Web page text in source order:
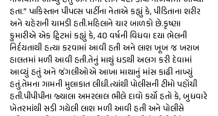
હતા.” પાકિસ્તાન પીપલ્સ પાર્ટીના નેતાએ કહ્યું કે, પીડિતાના શરીર
અને ચહેરાની ચામડી હતી.મહિલાને ચાર બાળકો છે.કૃષ્ણા
કુમારીએ એક ટ્વિટમાં કહ્યું કે, 40 વર્ષની વિધવા દયા ભેલની
નિર્દયતાથી હત્યા કરવામાં આવી હતી અને લાશ ખૂબ જ ખરાબ
હાલતમાં મળી આવી હતી.તેનું માથું ધડથી અલગ કરી દેવામાં
આવ્યું હતું અને જંગલીઓએ આખા માથાનું માંસ કાઢી નાખ્યું
હતું.તેમના ગામની મુલાકાત લીધી.ત્યાંથી પોલીસની ટીમો પહોંચી
હતી.પીપીપીના જ્યાલા અમરલાલ ભીલે દાવો કર્યો હતો કે, બુધવારે
ખેતરમાંથી સડી ગયેલી લાશ મળી આવી હતી અને પોલીસે